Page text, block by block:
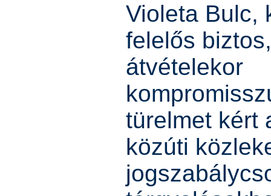
Violeta Bulc,
felelős
átvételekor
türelmet kért
közúti